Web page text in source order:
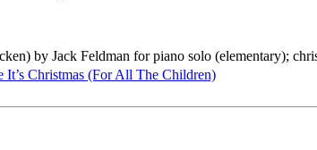
by Jack Feldman for piano solo (elementary);
It’s Christmas (For All The Children)